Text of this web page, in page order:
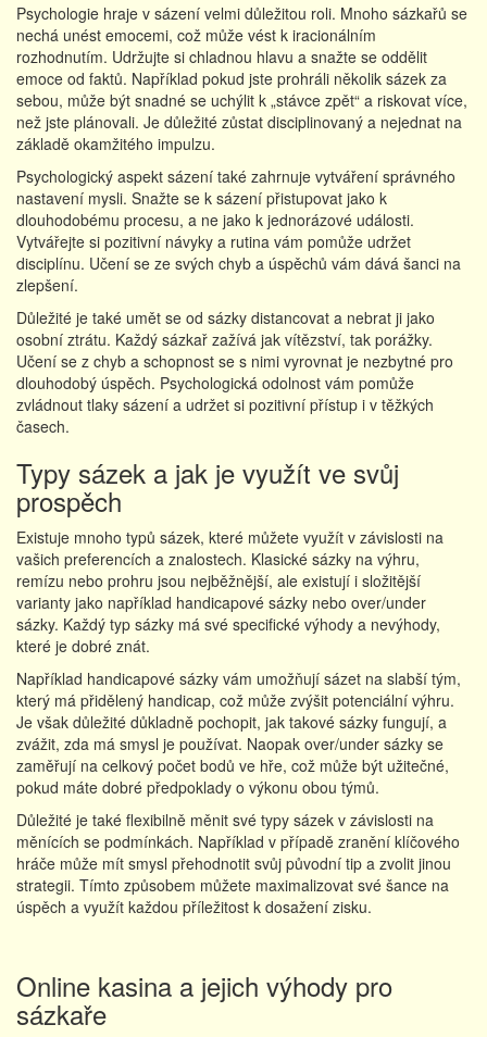
Psychologie hraje v sázení velmi důležitou roli. Mnoho sázkařů se
nechá unést emocemi, což může vést k iracionálním
rozhodnutím. Udržujte si chladnou hlavu a snažte se oddělit
emoce od faktů. Například pokud jste prohráli několik sázek za
sebou, může být snadné se uchýlit k „stávce zpět“ a riskovat více,
než jste plánovali. Je důležité zůstat disciplinovaný a nejednat na
základě okamžitého impulzu.
Psychologický aspekt sázení také zahrnuje vytváření správného
nastavení mysli. Snažte se k sázení přistupovat jako k
dlouhodobému procesu, a ne jako k jednorázové události.
Vytvářejte si pozitivní návyky a rutina vám pomůže udržet
disciplínu. Učení se ze svých chyb a úspěchů vám dává šanci na
zlepšení.
Důležité je také umět se od sázky distancovat a nebrat ji jako
osobní ztrátu. Každý sázkař zažívá jak vítězství, tak porážky.
Učení se z chyb a schopnost se s nimi vyrovnat je nezbytné pro
dlouhodobý úspěch. Psychologická odolnost vám pomůže
zvládnout tlaky sázení a udržet si pozitivní přístup i v těžkých
časech.
Typy sázek a jak je využít ve svůj
prospěch
Existuje mnoho typů sázek, které můžete využít v závislosti na
vašich preferencích a znalostech. Klasické sázky na výhru,
remízu nebo prohru jsou nejběžnější, ale existují i složitější
varianty jako například handicapové sázky nebo over/under
sázky. Každý typ sázky má své specifické výhody a nevýhody,
které je dobré znát.
Například handicapové sázky vám umožňují sázet na slabší tým,
který má přidělený handicap, což může zvýšit potenciální výhru.
Je však důležité důkladně pochopit, jak takové sázky fungují, a
zvážit, zda má smysl je používat. Naopak over/under sázky se
zaměřují na celkový počet bodů ve hře, což může být užitečné,
pokud máte dobré předpoklady o výkonu obou týmů.
Důležité je také flexibilně měnit své typy sázek v závislosti na
měnících se podmínkách. Například v případě zranění klíčového
hráče může mít smysl přehodnotit svůj původní tip a zvolit jinou
strategii. Tímto způsobem můžete maximalizovat své šance na
úspěch a využít každou příležitost k dosažení zisku.
Online kasina a jejich výhody pro
sázkaře